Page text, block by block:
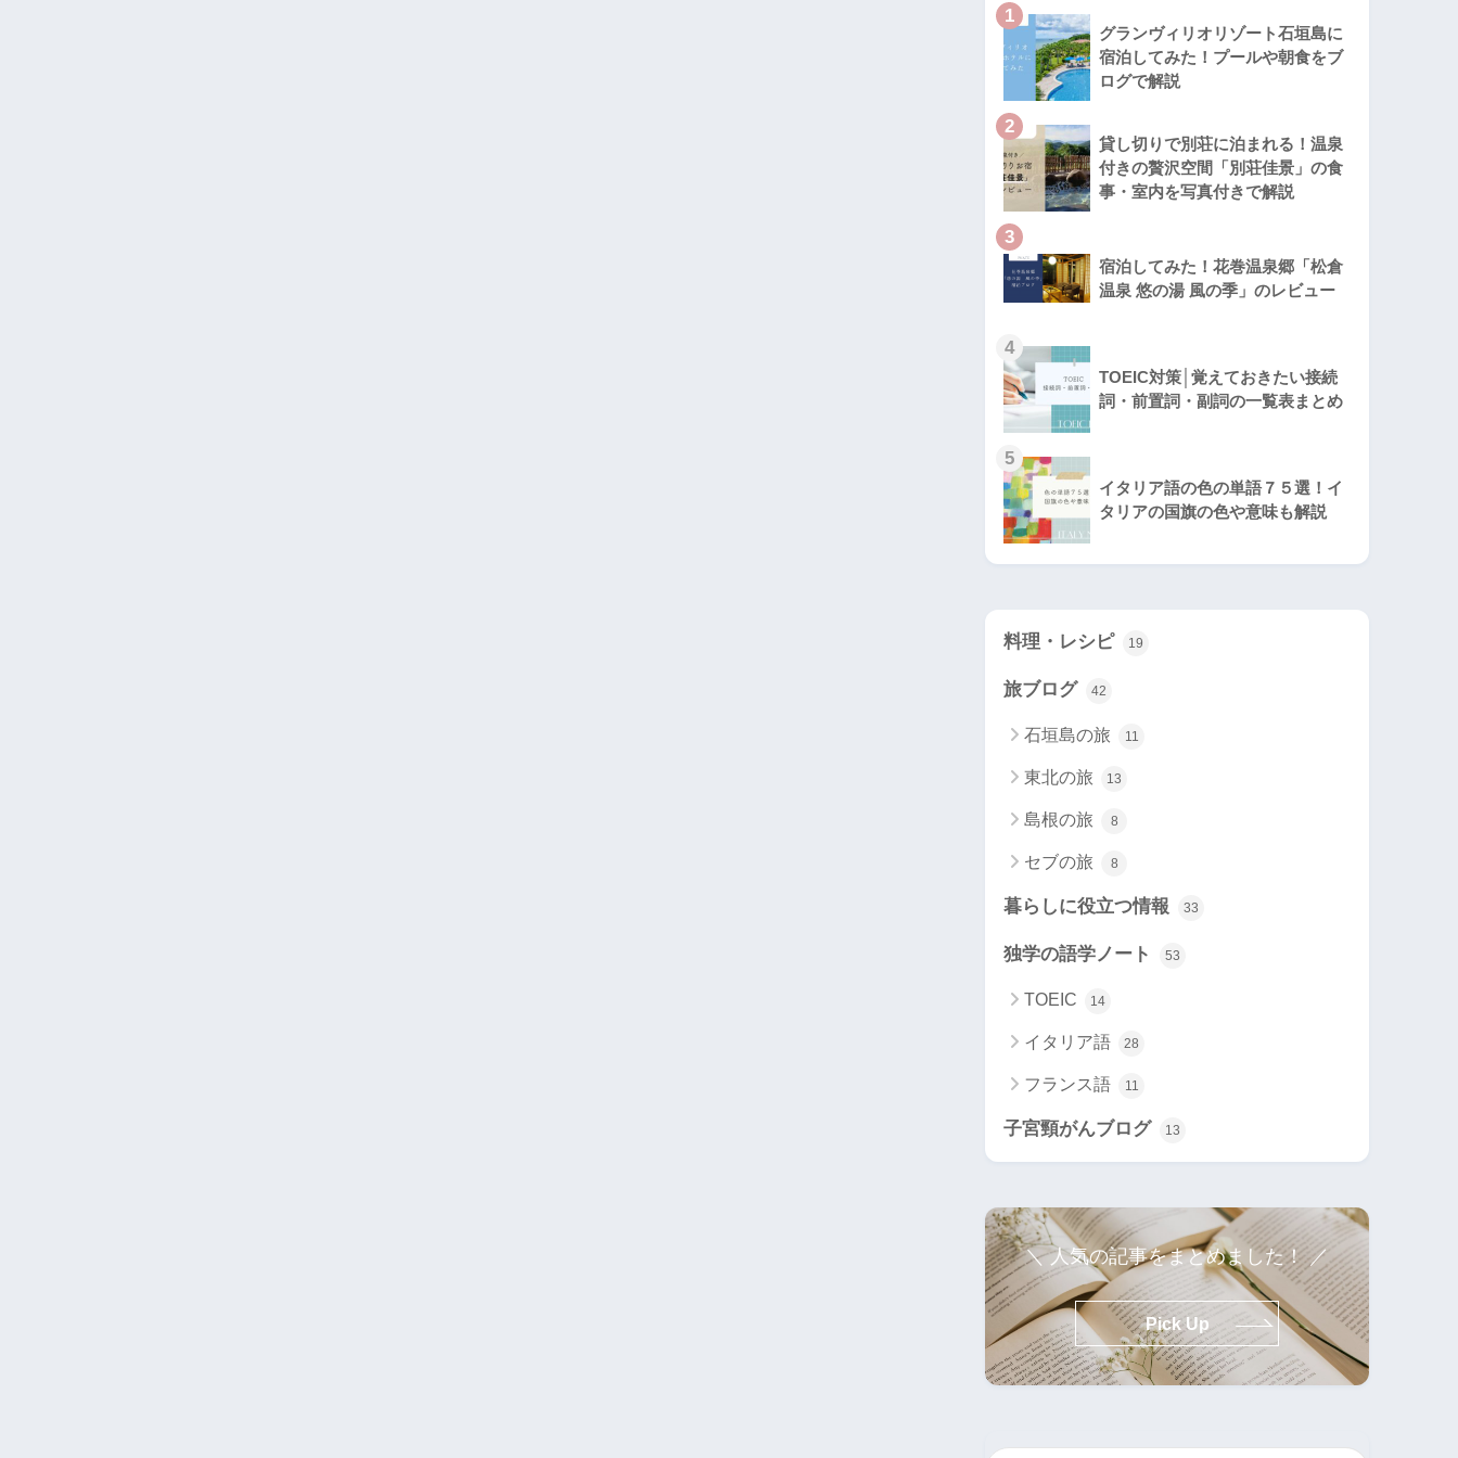
1
グランヴィリオリゾート石垣島に
宿泊してみた！プールや朝食をブ
ログで解説
2
貸し切りで別荘に泊まれる！温泉
付きの贅沢空間「別荘佳景」の食
事・室内を写真付きで解説
3
宿泊してみた！花巻温泉郷「松倉
温泉 悠の湯 風の季」のレビュー
4
TOEIC対策│覚えておきたい接続
詞・前置詞・副詞の一覧表まとめ
5
イタリア語の色の単語７５選！イ
タリアの国旗の色や意味も解説
料理・レシピ 19
旅ブログ 42
石垣島の旅 11
東北の旅 13
島根の旅 8
セブの旅 8
暮らしに役立つ情報 33
独学の語学ノート 53
TOEIC 14
イタリア語 28
フランス語 11
子宮頸がんブログ 13
＼ 人気の記事をまとめました！ ／
Pick Up